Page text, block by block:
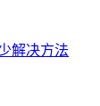
解决方法